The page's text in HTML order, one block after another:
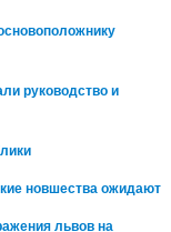
руководство и
новшества ожидают
львов на